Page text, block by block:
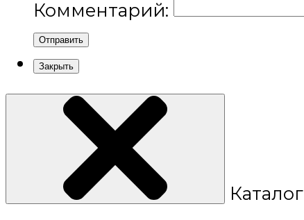
Комментарий:
Отправить
Закрыть
Каталог